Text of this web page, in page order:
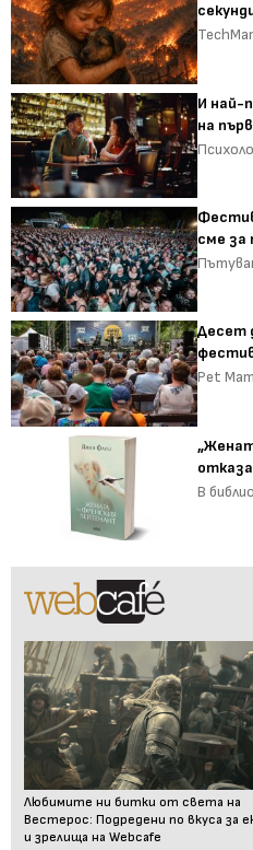
И най-
на
сме за
Десет
Pet
В
Любимите ни битки от света на
Вестерос: Подредени по вкуса за
и зрелища на Webcafe